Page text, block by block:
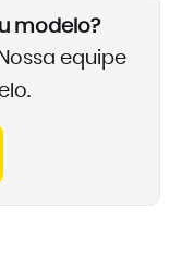
modelo?
equipe